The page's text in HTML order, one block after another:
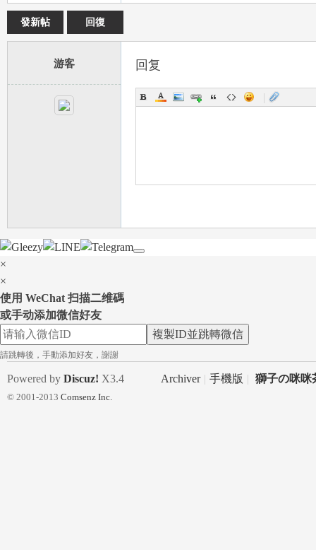
發新帖 回復
游客 回复
|
×
×
使用 WeChat 扫描二维碼
或手动添加微信好友
複製ID並跳轉微信
請跳轉後，手動添加好友，謝謝
Archiver | 手機版 | 獅子の咪咪
Powered by Discuz! X3.4
© 2001-2013 Comsenz Inc.